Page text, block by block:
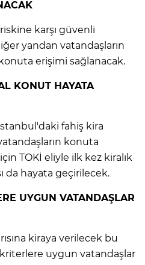
karşı güvenli
yandan vatandaşların
erişimi sağlanacak.
KONUT HAYATA
fahiş kira
konuta
TOKİ eliyle ilk kez kiralık
da hayata geçirilecek.
UYGUN VATANDAŞLAR
kiraya verilecek bu
uygun vatandaşlar